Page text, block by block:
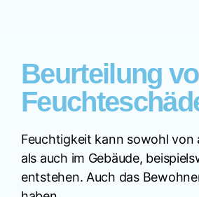
Beurteilung
Feuchtigkeit kann sowohl von
als auch im Gebäude,
entstehen. Auch das